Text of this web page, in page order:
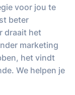
voor jou te
beter
draait het
marketing
het vindt
We helpen je